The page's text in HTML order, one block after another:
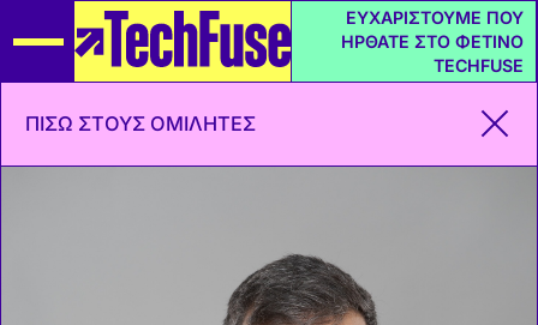
ΕΥΧΑΡΙΣΤΟΥΜΕ ΠΟΥ
ΗΡΘΑΤΕ ΣΤΟ ΦΕΤΙΝΟ
TECHFUSE
ΠΙΣΩ ΣΤΟΥΣ ΟΜΙΛΗΤΕΣ